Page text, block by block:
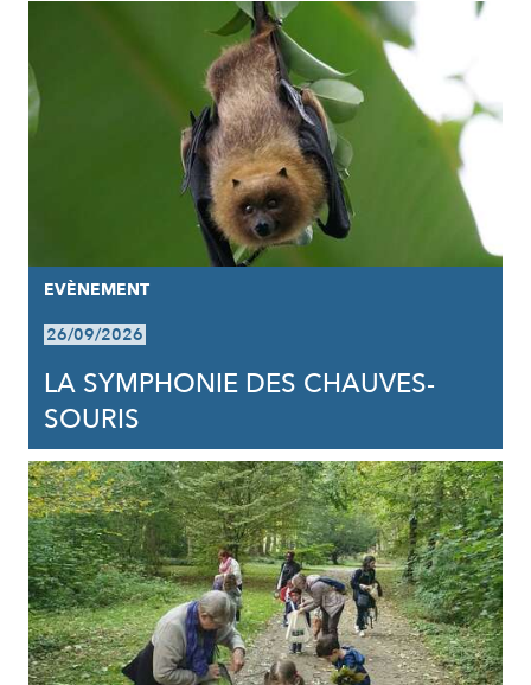
EVÈNEMENT
26/09/2026
LA SYMPHONIE DES CHAUVES-
SOURIS